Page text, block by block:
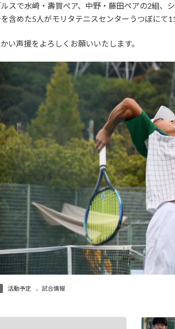
スで水﨑・壽賀ぺア、中野・藤田ペアの2組、
含めた5人がモリタテニスセンターうつぼにて
い声援をよろしくお願いいたします。
活動予定 、 試合情報